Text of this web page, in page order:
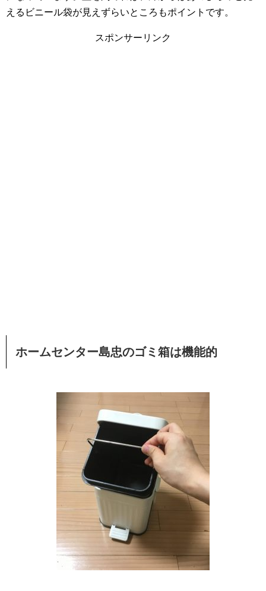
えるビニール袋が見えずらいところもポイントです。
スポンサーリンク
ホームセンター島忠のゴミ箱は機能的